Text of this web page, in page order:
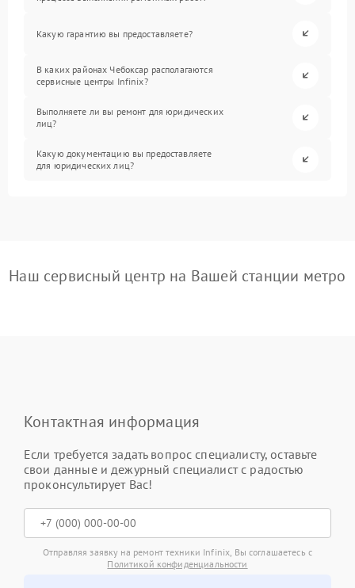
Какую гарантию вы предоставляете?
В каких районах Чебоксар располагаются
сервисные центры Infinix?
Выполняете ли вы ремонт для юридических
лиц?
Какую документацию вы предоставляете
для юридических лиц?
Наш сервисный центр на Вашей станции метро
Контактная информация
Если требуется задать вопрос специалисту, оставьте
свои данные и дежурный специалист с радостью
проконсультирует Вас!
Отправляя заявку на ремонт техники Infinix, Вы соглашаетесь с
Политикой конфиденциальности